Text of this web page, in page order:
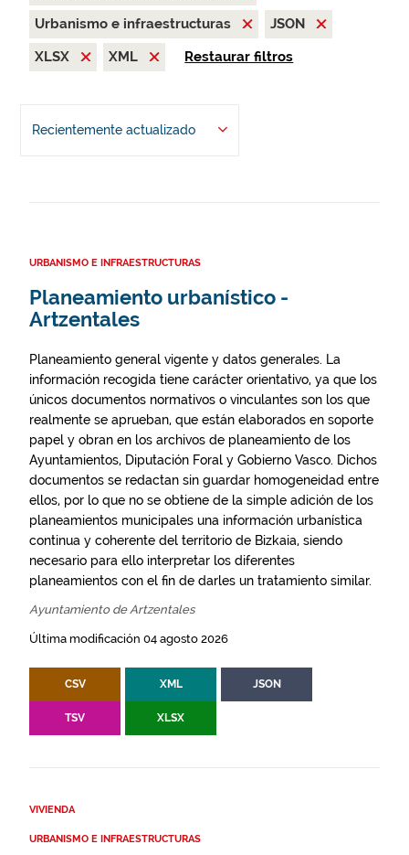
Urbanismo e infraestructuras
JSON
XLSX
XML Restaurar filtros
Recientemente actualizado
URBANISMO E INFRAESTRUCTURAS
Planeamiento urbanístico -
Artzentales
Planeamiento general vigente y datos generales. La
información recogida tiene carácter orientativo, ya que los
únicos documentos normativos o vinculantes son los que
realmente se aprueban, que están elaborados en soporte
papel y obran en los archivos de planeamiento de los
Ayuntamientos, Diputación Foral y Gobierno Vasco. Dichos
documentos se redactan sin guardar homogeneidad entre
ellos, por lo que no se obtiene de la simple adición de los
planeamientos municipales una información urbanística
continua y coherente del territorio de Bizkaia, siendo
necesario para ello interpretar los diferentes
planeamientos con el fin de darles un tratamiento similar.
Ayuntamiento de Artzentales
Última modificación 04 agosto 2026
CSV XML JSON
TSV XLSX
VIVIENDA
URBANISMO E INFRAESTRUCTURAS